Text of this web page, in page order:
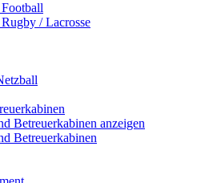
/ Lacrosse
Betreuerkabinen anzeigen
Betreuerkabinen